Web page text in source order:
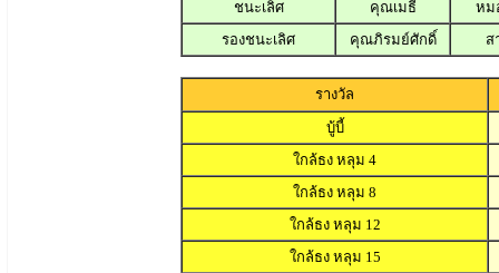
ชนะเลิศ
คุณเมธี
หม
รองชนะเลิศ
คุณภิรมย์ศักดิ์ ส
รางวัล
บู้บี้
ใกล้ธง หลุม 4
ใกล้ธง หลุม 8
ใกล้ธง หลุม 12
ใกล้ธง หลุม 15